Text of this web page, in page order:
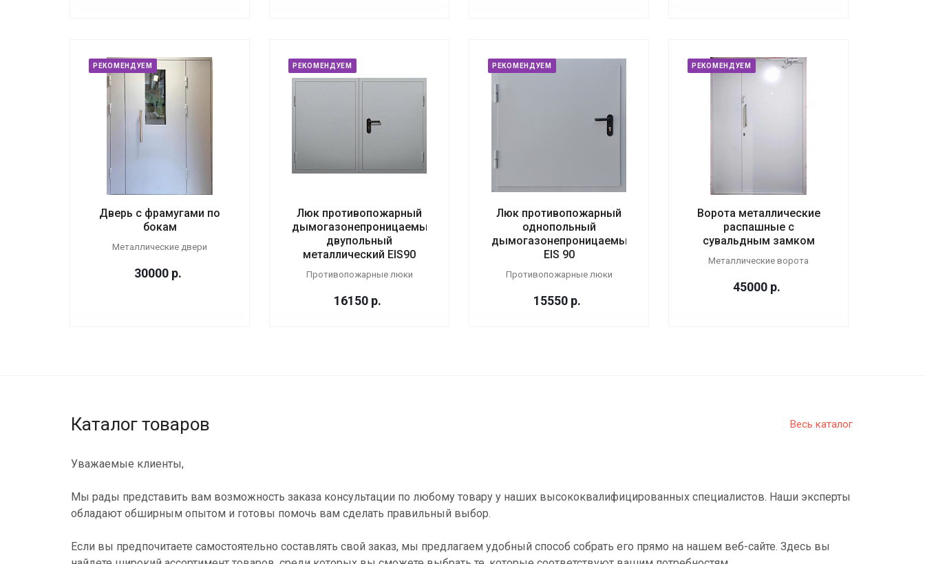
РЕКОМЕНДУЕМ
Дверь с фрамугами по
бокам
Металлические двери
30000 р.
РЕКОМЕНДУЕМ
Люк противопожарный
дымогазонепроницаемый
двупольный
металлический EIS90
Противопожарные люки
16150 р.
РЕКОМЕНДУЕМ
Люк противопожарный
однопольный
дымогазонепроницаемый
EIS 90
Противопожарные люки
15550 р.
РЕКОМЕНДУЕМ
Ворота металлические
распашные с
сувальдным замком
Металлические ворота
45000 р.
Весь каталог
Каталог товаров
Уважаемые клиенты,
Мы рады представить вам возможность заказа консультации по любому товару у наших высококвалифицированных специалистов. Наши эксперты
обладают обширным опытом и готовы помочь вам сделать правильный выбор.
Если вы предпочитаете самостоятельно составлять свой заказ, мы предлагаем удобный способ собрать его прямо на нашем веб-сайте. Здесь вы